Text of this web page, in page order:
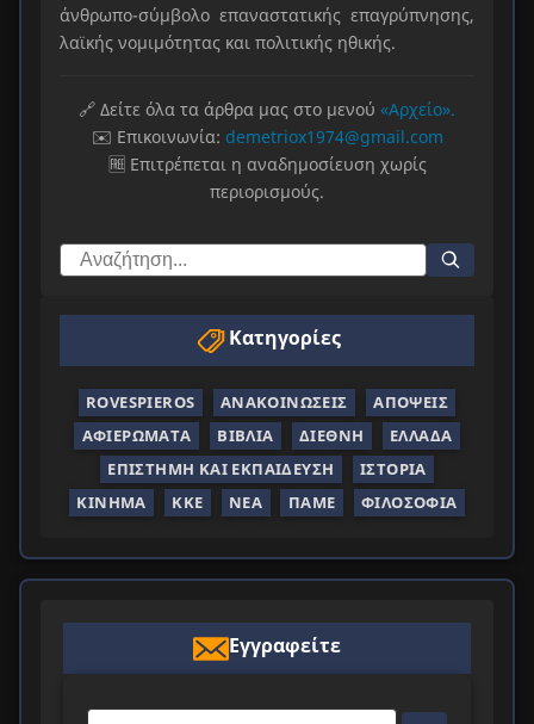
άνθρωπο-σύμβολο επαναστατικής επαγρύπνησης,
λαϊκής νομιμότητας και πολιτικής ηθικής.
🔗 Δείτε όλα τα άρθρα μας στο μενού «Αρχείο».
✉️ Επικοινωνία: demetriox1974@gmail.com
🆓 Επιτρέπεται η αναδημοσίευση χωρίς
περιορισμούς.
Κατηγορίες
ROVESPIEROS ΑΝΑΚΟΙΝΏΣΕΙΣ
ΑΠΌΨΕΙΣ
ΑΦΙΕΡΏΜΑΤΑ
ΒΙΒΛΊΑ ΔΙΕΘΝΉ
ΕΛΛΆΔΑ
ΕΠΙΣΤΉΜΗ ΚΑΙ ΕΚΠΑΊΔΕΥΣΗ
ΙΣΤΟΡΊΑ
ΚΊΝΗΜΑ
ΚΚΕ ΝΈΑ ΠΑΜΕ ΦΙΛΟΣΟΦΊΑ
Εγγραφείτε